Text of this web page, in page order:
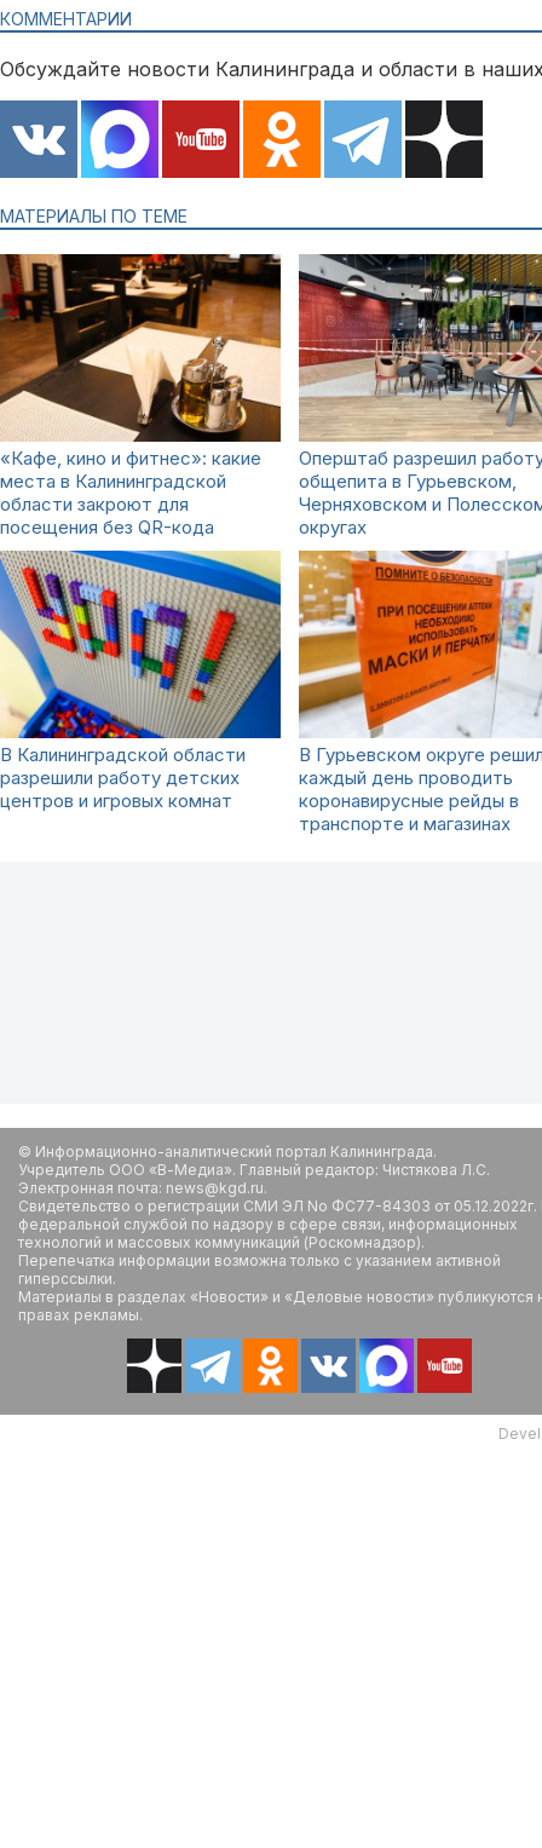
КОММЕНТАРИИ
Обсуждайте новости Калининграда и области в
МАТЕРИАЛЫ ПО ТЕМЕ
«Кафе, кино и фитнес»: какие
места в Калининградской
области закроют для
посещения без QR-кода
Оперштаб разрешил
общепита в Гурьевском,
Черняховском и
округах
В Калининградской области
разрешили работу детских
центров и игровых комнат
В Гурьевском округе
каждый день проводить
коронавирусные рейды в
транспорте и магазинах
© Информационно-аналитический портал Калининграда.
Учредитель ООО «В-Медиа». Главный редактор: Чистякова Л.С.
Электронная почта: news@kgd.ru.
Свидетельство о регистрации СМИ ЭЛ No ФС77-84303 от
федеральной службой по надзору в сфере связи, информационных
технологий и массовых коммуникаций (Роскомнадзор).
Перепечатка информации возможна только с указанием активной
гиперссылки.
Материалы в разделах «Новости» и «Деловые новости» публикуются
правах рекламы.